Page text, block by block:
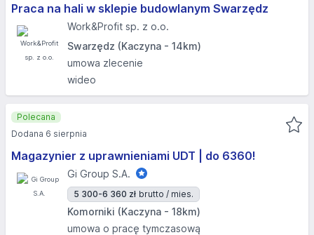
Praca na hali w sklepie budowlanym Swarzędz
Work&Profit sp. z o.o.
Swarzędz (Kaczyna - 14km)
umowa zlecenie
wideo
Magazynier z uprawnieniami UDT | do 6360!
Gi Group S.A.
5 300-6 360 zł brutto / mies.
Komorniki (Kaczyna - 18km)
umowa o pracę tymczasową
Polecana
Dodana 6 sierpnia